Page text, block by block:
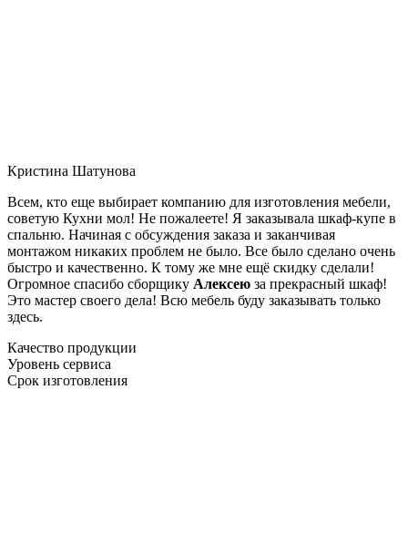
Кристина Шатунова
Всем, кто еще выбирает компанию для изготовления мебели,
советую Кухни мол! Не пожалеете! Я заказывала шкаф-купе в
спальню. Начиная с обсуждения заказа и заканчивая
монтажом никаких проблем не было. Все было сделано очень
быстро и качественно. К тому же мне ещё скидку сделали!
Огромное спасибо сборщику Алексею за прекрасный шкаф!
Это мастер своего дела! Всю мебель буду заказывать только
здесь.
Качество продукции
Уровень сервиса
Срок изготовления